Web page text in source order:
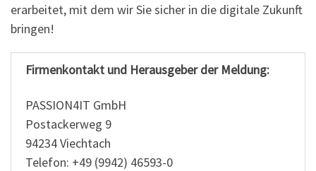
erarbeitet, mit dem wir Sie sicher in die digitale Zukunft
bringen!
Firmenkontakt und Herausgeber der Meldung:
PASSION4IT GmbH
Postackerweg 9
94234 Viechtach
Telefon: +49 (9942) 46593-0